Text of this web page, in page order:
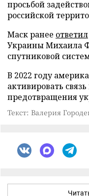
просьбой
российской
Маск ранее ответил
Украины Михаила
спутниковой
В 2022 году
активировать
предотвращения
Текст: Валерия